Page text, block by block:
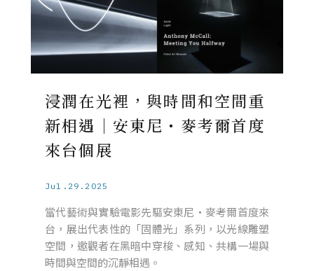
浸潤在光裡，與時間和空間重
新相遇｜安東尼・麥考爾首度
來台個展
Jul.29.2025
當代藝術與實驗電影先驅安東尼・麥考爾首度來
台，展出代表性的「固體光」系列，以光線雕塑
空間，邀觀者在黑暗中穿梭、感知、共構一場與
時間與空間的沉靜相遇。